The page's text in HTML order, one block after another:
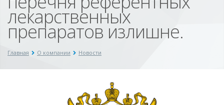
лекарственных
препаратов излишне.
Главная О компании Новости